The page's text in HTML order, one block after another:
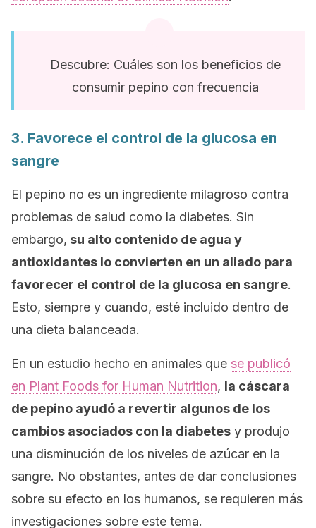
Descubre: Cuáles son los beneficios de
consumir pepino con frecuencia
3. Favorece el control de la glucosa en
sangre
El pepino no es un ingrediente milagroso contra
problemas de salud como la diabetes. Sin
embargo, su alto contenido de agua y
antioxidantes lo convierten en un aliado para
favorecer el control de la glucosa en sangre.
Esto, siempre y cuando, esté incluido dentro de
una dieta balanceada.
En un estudio hecho en animales que se publicó
en Plant Foods for Human Nutrition, la cáscara
de pepino ayudó a revertir algunos de los
cambios asociados con la diabetes y produjo
una disminución de los niveles de azúcar en la
sangre. No obstantes, antes de dar conclusiones
sobre su efecto en los humanos, se requieren más
investigaciones sobre este tema.